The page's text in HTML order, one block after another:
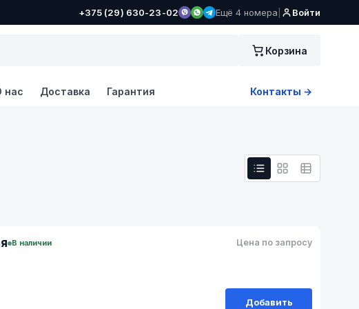
+375 (29) 630-23-02 Ещё 4 номера Войти
Корзина
нас Доставка Гарантия Контакты →
В наличии Цена по запросу
Добавить